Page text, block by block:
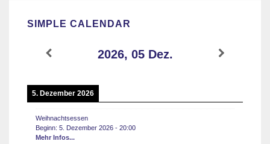
SIMPLE CALENDAR
2026, 05 Dez.
5. Dezember 2026
Weihnachtsessen
Beginn: 5. Dezember 2026 - 20:00
Mehr Infos...